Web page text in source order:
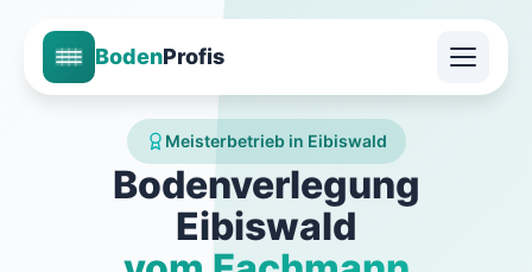
BodenProfis
Meisterbetrieb in Eibiswald
Bodenverlegung
Eibiswald